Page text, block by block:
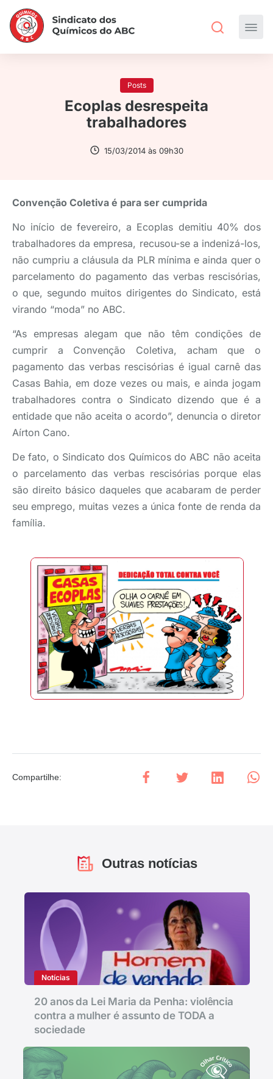
Posts
Ecoplas desrespeita
trabalhadores
15/03/2014 às 09h30
Convenção Coletiva é para ser cumprida
No início de fevereiro, a Ecoplas demitiu 40% dos
trabalhadores da empresa, recusou-se a indenizá-los,
não cumpriu a cláusula da PLR mínima e ainda quer o
parcelamento do pagamento das verbas rescisórias,
o que, segundo muitos dirigentes do Sindicato, está
virando “moda” no ABC.
“As empresas alegam que não têm condições de
cumprir a Convenção Coletiva, acham que o
pagamento das verbas rescisórias é igual carnê das
Casas Bahia, em doze vezes ou mais, e ainda jogam
trabalhadores contra o Sindicato dizendo que é a
entidade que não aceita o acordo”, denuncia o diretor
Aírton Cano.
De fato, o Sindicato dos Químicos do ABC não aceita
o parcelamento das verbas rescisórias porque elas
são direito básico daqueles que acabaram de perder
seu emprego, muitas vezes a única fonte de renda da
família.
Compartilhe:
Outras notícias
Notícias
20 anos da Lei Maria da Penha: violência
contra a mulher é assunto de TODA a
sociedade